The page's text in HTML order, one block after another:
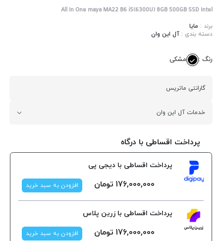
All In One maya MA22 B6 i5(6300U) 8GB 500GB SSD Intel
برند : مایا
دسته بندی :آل این وان
رنگ : مشکی
گارانتی ماتریس
خدمات آل این وان
پرداخت اقساطی با درگاه
پرداخت اقساطی با دیجی پی
176,000,000 تومان افزودن به سبد خرید
پرداخت اقساطی با زرین پلاس
176,000,000 تومان افزودن به سبد خرید